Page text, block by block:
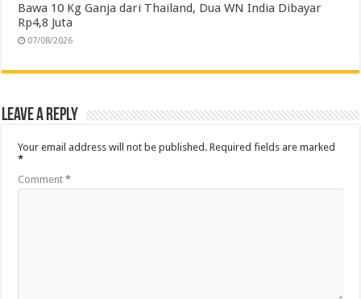
Bawa 10 Kg Ganja dari Thailand, Dua WN India Dibayar
Rp4,8 Juta
07/08/2026
Leave a Reply
Your email address will not be published. Required fields are marked
*
Comment*